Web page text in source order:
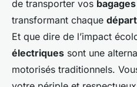
de transporter vos bagages
transformant chaque départ
Et que dire de l’impact
électriques sont une
motorisés traditionnels.